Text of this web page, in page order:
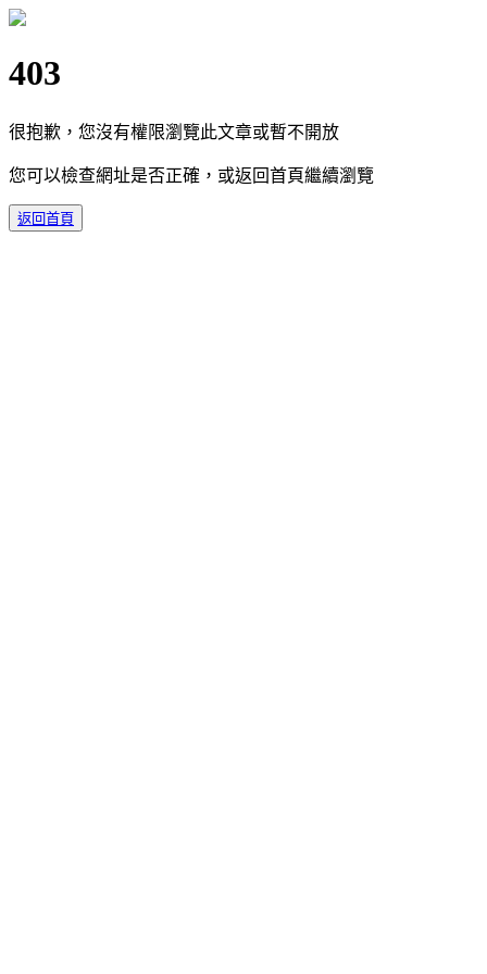
403
很抱歉，您沒有權限瀏覽此文章或暫不開放
您可以檢查網址是否正確，或返回首頁繼續瀏覽
返回首頁